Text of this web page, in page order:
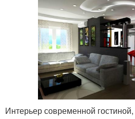
Интерьер современной